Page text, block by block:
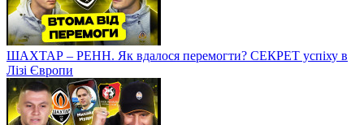
Нові зірки? Прогрес Царенка, Криськіва та Яцика /
Полювання на росіян / ЯК ПРОЙШЛИ ЗИМОВІ ЗБОРИ